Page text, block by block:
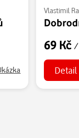
Vlastimil
69 Kč/
Detail